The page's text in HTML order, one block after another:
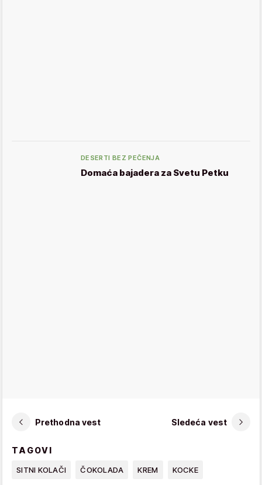
DESERTI BEZ PEČENJA
Domaća bajadera za Svetu Petku
Prethodna vest Sledeća vest
TAGOVI
SITNI KOLAČI ČOKOLADA KREM KOCKE